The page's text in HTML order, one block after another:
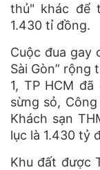
thủ" khác để
1.430 tỉ đồng.
Cuộc đua gay
Sài Gòn” rộng
1, TP HCM
sừng sỏ,
Khách sạn
lục là 1.430 tỷ
Khu đất được